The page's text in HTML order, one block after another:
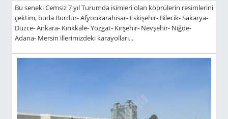
Bu seneki Cemsiz 7 yıl Turumda isimleri olan köprülerin resimlerini
çektim, buda Burdur- Afyonkarahisar- Eskişehir- Bilecik- Sakarya-
Düzce- Ankara- Kırıkkale- Yozgat- Kırşehir- Nevşehir- Niğde-
Adana- Mersin illerimizdeki karayolları...